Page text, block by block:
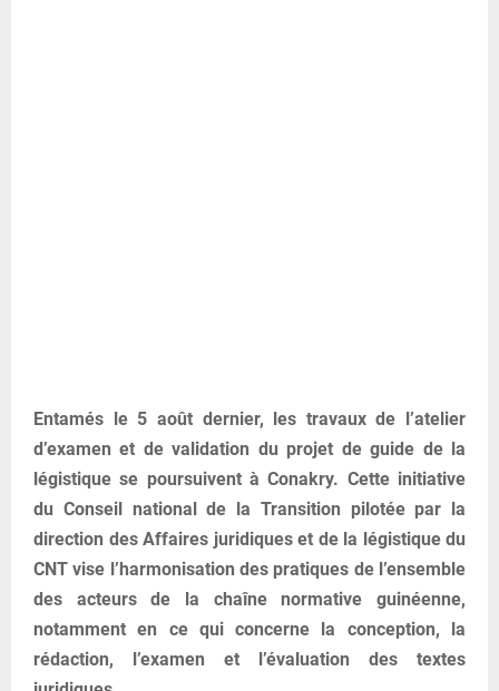
Entamés le 5 août dernier, les travaux de l’atelier
d’examen et de validation du projet de guide de la
légistique se poursuivent à Conakry. Cette initiative
du Conseil national de la Transition pilotée par la
direction des Affaires juridiques et de la légistique du
CNT vise l’harmonisation des pratiques de l’ensemble
des acteurs de la chaîne normative guinéenne,
notamment en ce qui concerne la conception, la
rédaction, l’examen et l’évaluation des textes